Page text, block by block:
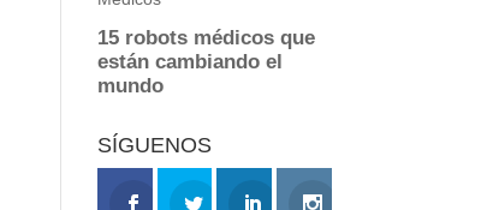
SÍGUENOS